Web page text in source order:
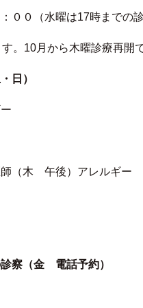
０（水曜は17時までの診
。10月から木曜診療再開
日）
木 午後）アレルギー
察（金 電話予約）